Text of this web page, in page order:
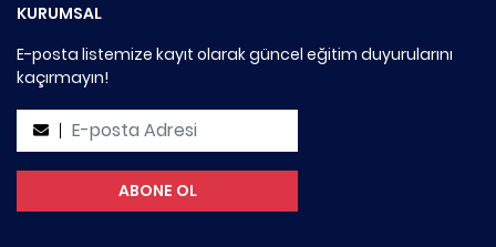
KURUMSAL
E-posta listemize kayıt olarak güncel eğitim duyurularını
kaçırmayın!